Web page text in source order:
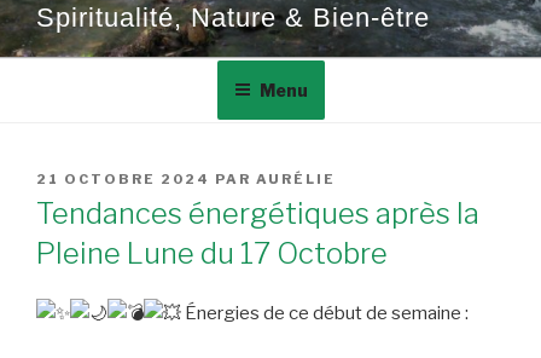
Spiritualité, Nature & Bien-être
Menu
PUBLIÉ
LE
21 OCTOBRE 2024 PAR AURÉLIE
Tendances énergétiques après la
Pleine Lune du 17 Octobre
Énergies de ce début de semaine :